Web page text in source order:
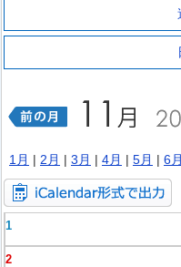
1月 | 2月 | 3月 | 4月 | 5月 | 6月
1
2